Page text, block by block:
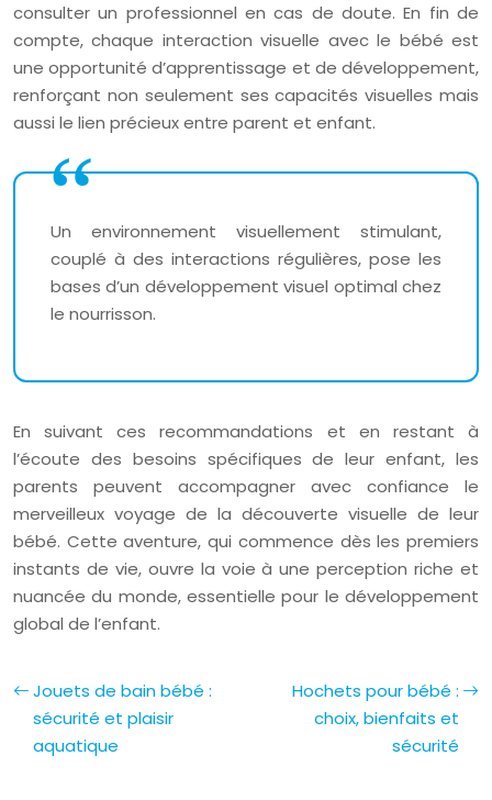
consulter un professionnel en cas de doute. En fin de
compte, chaque interaction visuelle avec le bébé est
une opportunité d’apprentissage et de développement,
renforçant non seulement ses capacités visuelles mais
aussi le lien précieux entre parent et enfant.
Un environnement visuellement stimulant,
couplé à des interactions régulières, pose les
bases d’un développement visuel optimal chez
le nourrisson.
En suivant ces recommandations et en restant à
l’écoute des besoins spécifiques de leur enfant, les
parents peuvent accompagner avec confiance le
merveilleux voyage de la découverte visuelle de leur
bébé. Cette aventure, qui commence dès les premiers
instants de vie, ouvre la voie à une perception riche et
nuancée du monde, essentielle pour le développement
global de l’enfant.
Jouets de bain bébé :
sécurité et plaisir
aquatique
Hochets pour bébé :
choix, bienfaits et
sécurité